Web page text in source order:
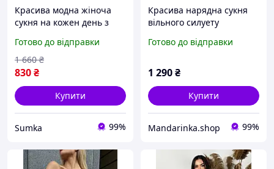
Красива модна жіноча
сукня на кожен день з
міні-сукня з довгим
рукавом
Готово до відправки
830₴
1 660 ₴
Купити
Sumka 99%
Красива нарядна сукня
вільного силуету
Готово до відправки
1 290₴
Купити
Mandarinka.shop 99%